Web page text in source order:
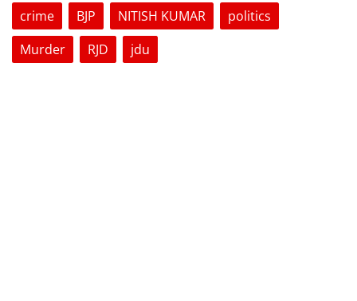
crime
BJP NITISH KUMAR
politics
Murder
RJD jdu